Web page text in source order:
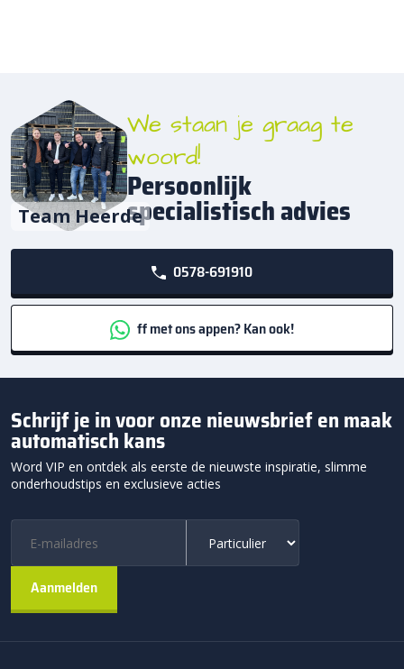
Team Heerde
We staan je graag te
woord!
Persoonlijk
specialistisch advies
0578-691910
ff met ons appen? Kan ook!
Schrijf je in voor onze nieuwsbrief en maak
automatisch kans
Word VIP en ontdek als eerste de nieuwste inspiratie, slimme
onderhoudstips en exclusieve acties